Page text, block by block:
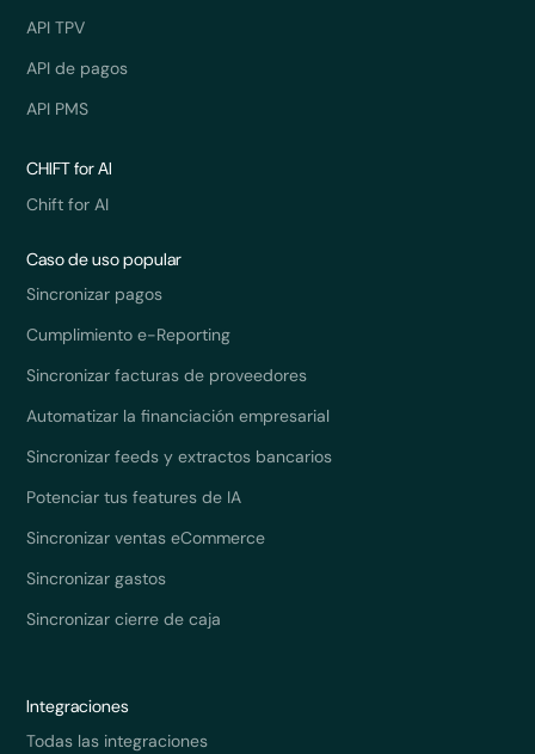
API TPV
API de pagos
API PMS
CHIFT for AI
Chift for AI
Caso de uso popular
Sincronizar pagos
Cumplimiento e-Reporting
Sincronizar facturas de proveedores
Automatizar la financiación empresarial
Sincronizar feeds y extractos bancarios
Potenciar tus features de IA
Sincronizar ventas eCommerce
Sincronizar gastos
Sincronizar cierre de caja
Integraciones
Todas las integraciones